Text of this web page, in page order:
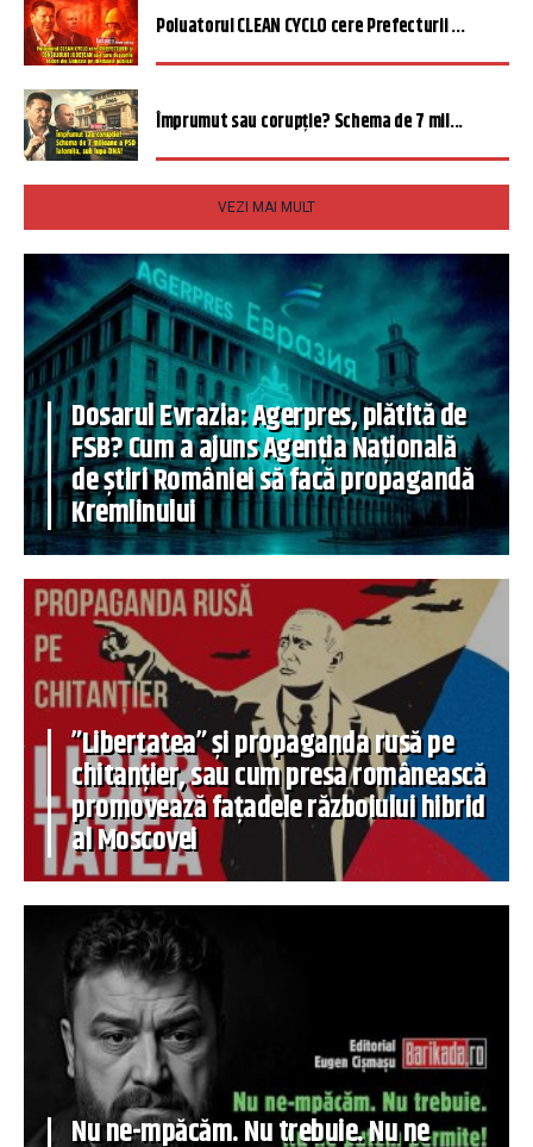
Poluatorul CLEAN CYCLO cere Prefecturii ...
Împrumut sau corupție? Schema de 7 mil...
VEZI MAI MULT
Dosarul Evrazia: Agerpres, plătită de
FSB? Cum a ajuns Agenția Națională
de știri României să facă propagandă
Kremlinului
”Libertatea” și propaganda rusă pe
chitanțier, sau cum presa românească
promovează fațadele războiului hibrid
al Moscovei
Nu ne-mpăcăm. Nu trebuie. Nu ne